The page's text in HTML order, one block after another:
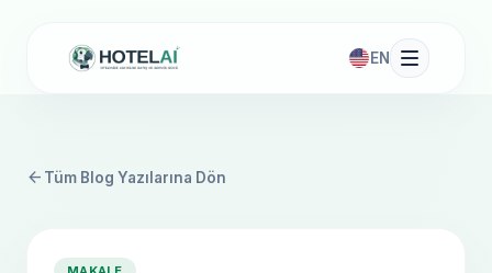
EN
arrow_back Tüm Blog Yazılarına Dön